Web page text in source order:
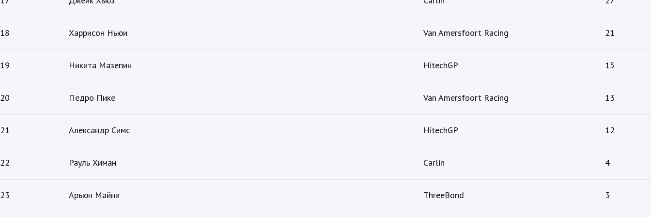
18 Харрисон Ньюи Van Amersfoort Racing 21
19 Никита Мазепин HitechGP 15
20 Педро Пике Van Amersfoort Racing 13
21 Александр Симс HitechGP 12
22 Рауль Химан Carlin 4
23 Арьюн Майни ThreeBond 3